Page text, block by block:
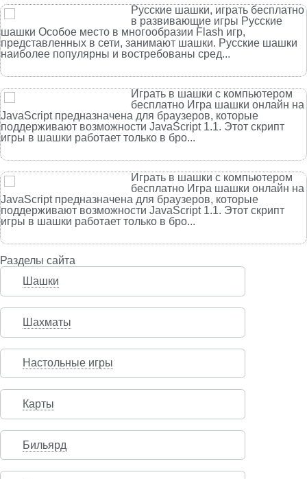
Русские шашки, играть бесплатно
в развивающие игры Русские
шашки Особое место в многообразии Flash игр,
представленных в сети, занимают шашки. Русские шашки
наиболее популярны и востребованы сред...
Играть в шашки с компьютером
бесплатно Игра шашки онлайн на
JavaScript предназначена для браузеров, которые
поддерживают возможности JavaScript 1.1. Этот скрипт
игры в шашки работает только в бро...
Играть в шашки с компьютером
бесплатно Игра шашки онлайн на
JavaScript предназначена для браузеров, которые
поддерживают возможности JavaScript 1.1. Этот скрипт
игры в шашки работает только в бро...
Разделы сайта
Шашки
Шахматы
Настольные игры
Карты
Бильярд